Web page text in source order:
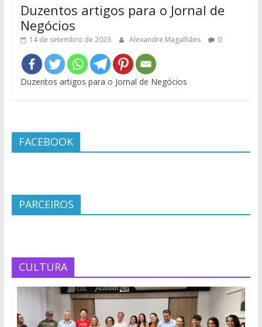
Duzentos artigos para o Jornal de
Negócios
14 de setembro de 2023 Alexandre Magalhães 0
Duzentos artigos para o Jornal de Negócios
FACEBOOK
PARCEIROS
CULTURA